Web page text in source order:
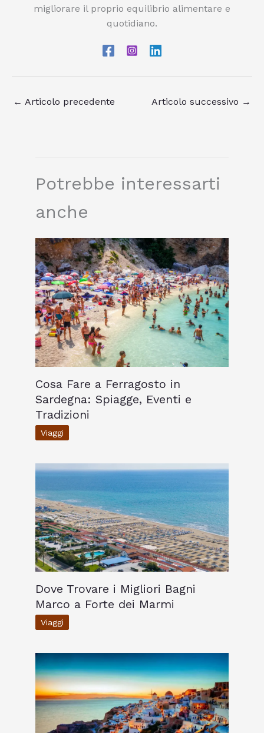
migliorare il proprio equilibrio alimentare e
quotidiano.
← Articolo precedente Articolo successivo →
Potrebbe interessarti
anche
Cosa Fare a Ferragosto in
Sardegna: Spiagge, Eventi e
Tradizioni
Viaggi
Dove Trovare i Migliori Bagni
Marco a Forte dei Marmi
Viaggi